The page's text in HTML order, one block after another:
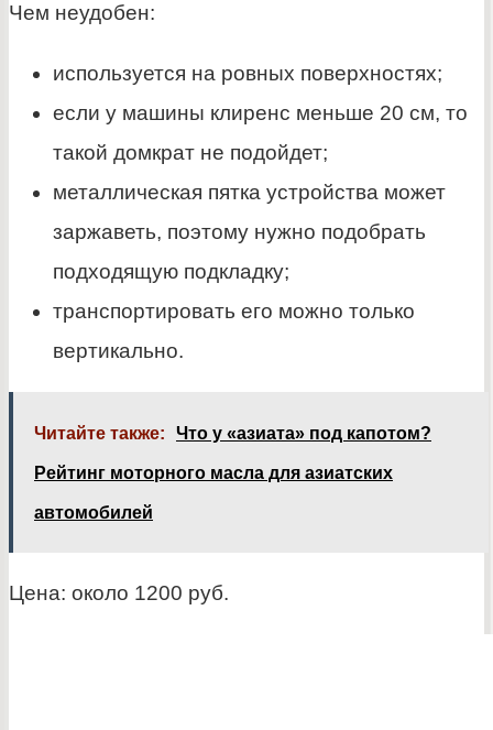
Чем неудобен:
используется на ровных поверхностях;
если у машины клиренс меньше 20 см, то
такой домкрат не подойдет;
металлическая пятка устройства может
заржаветь, поэтому нужно подобрать
подходящую подкладку;
транспортировать его можно только
вертикально.
Читайте также: Что у «азиата» под капотом?
Рейтинг моторного масла для азиатских
автомобилей
Цена: около 1200 руб.